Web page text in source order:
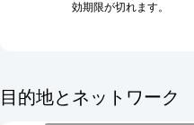
効期限が切れます。
目的地とネットワーク